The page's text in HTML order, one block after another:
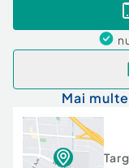
Mai